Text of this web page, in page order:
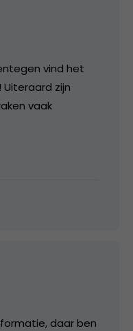
vind het
zijn
vaak
daar ben